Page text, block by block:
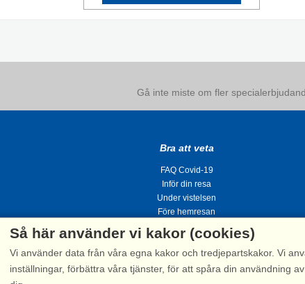
Gå inte miste om fler
Bra att veta
FAQ Covid-19
Inför din resa
Under vistelsen
Före hemresan
Så här använder vi kakor (cookies)
Vi använder data från våra egna kakor och tredjepartskakor. Vi
inställningar, förbättra våra tjänster, för att spåra din användning